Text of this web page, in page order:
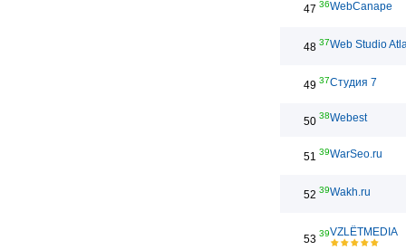
47 36WebCanape
48 37Web Studio
49 37Студия 7
50 38Webest
51 39WarSeo.ru
52 39Wakh.ru
53 39VZLЁTMEDIA